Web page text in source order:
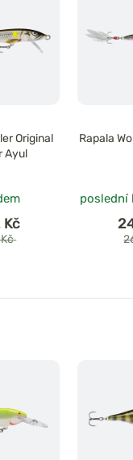
Original
Ayul
Kč
Rapala
poslední